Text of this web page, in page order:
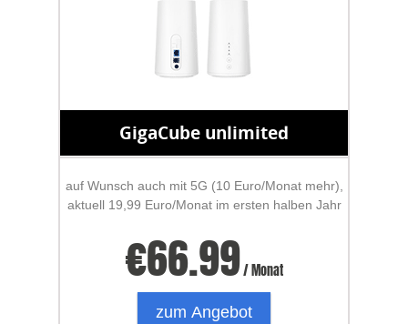
GigaCube unlimited
auf Wunsch auch mit 5G (10 Euro/Monat mehr),
aktuell 19,99 Euro/Monat im ersten halben Jahr
€66.99/ Monat
zum Angebot